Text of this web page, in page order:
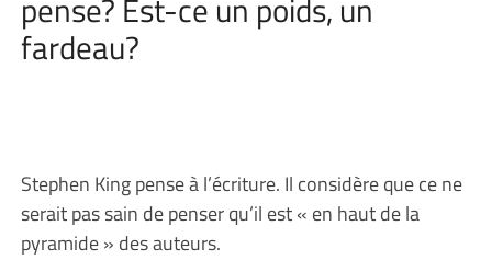
fardeau?
Stephen King pense à l’écriture. Il considère que ce ne
serait pas sain de penser qu’il est « en haut de la
pyramide » des auteurs.